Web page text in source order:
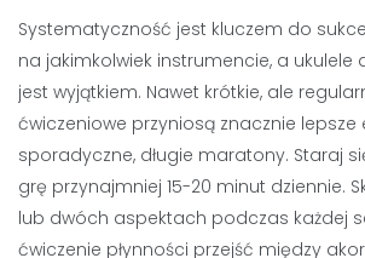
Systematyczność jest kluczem do
na jakimkolwiek instrumencie, a ukulele
jest wyjątkiem. Nawet krótkie, ale
ćwiczeniowe przyniosą znacznie lepsze
sporadyczne, długie maratony. Staraj
grę przynajmniej 15-20 minut dziennie.
lub dwóch aspektach podczas każdej
ćwiczenie płynności przejść między